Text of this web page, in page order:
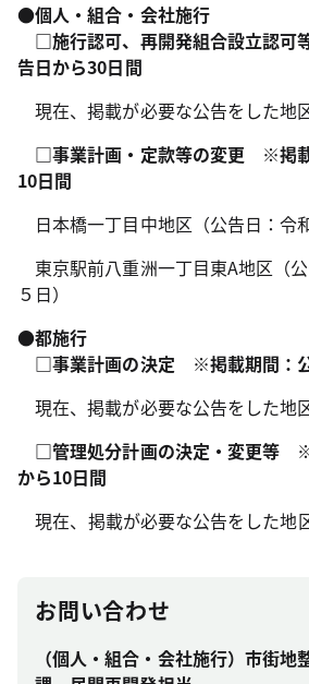
●個人・組合・会社施行
□施行認可、再開発組合設立認
告日から30日間
現在、掲載が必要な公告をした地
□事業計画・定款等の変更 ※掲
10日間
日本橋一丁目中地区（公告日：令
東京駅前八重洲一丁目東A地区（
５日）
●都施行
□事業計画の決定 ※掲載期間：
現在、掲載が必要な公告をした地
□管理処分計画の決定・変更等
から10日間
現在、掲載が必要な公告をした地
お問い合わせ
（個人・組合・会社施行）市街